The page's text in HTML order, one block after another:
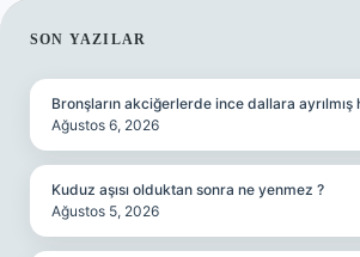
SIDEBAR
SON YAZILAR
Bronşların akciğerlerde ince dallara
Ağustos 6, 2026
Kuduz aşısı olduktan sonra ne yenmez ?
Ağustos 5, 2026